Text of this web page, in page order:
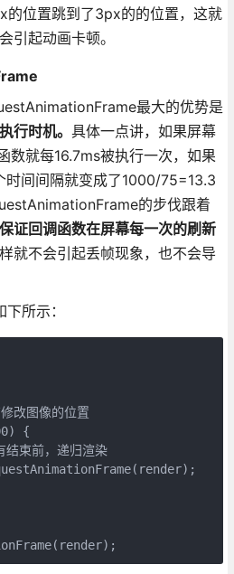
的位置跳到了3px的的位置，这就
引起动画卡顿。
最大的优势是
行时机。 具体一点讲，如果屏幕
数就每16.7ms被执行一次，如果
时间间隔就变成了1000/75=13.3
的步伐跟着
证回调函数在屏幕每一次的刷新
就不会引起丢帧现象，也不会导
所示：
改图像的位置
{
束前，递归渲染